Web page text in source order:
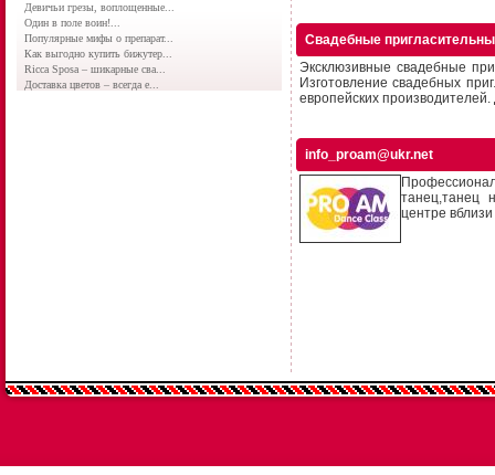
Девичьи грезы, воплощенные...
Один в поле воин!...
Популярные мифы о препарат...
Как выгодно купить бижутер...
Ricca Sposa – шикарные сва...
Доставка цветов – всегда е...
Свадебные
Эксклюзивные свадебные
Изготовление свадебных
европейских производителей.
info_proam@ukr.net
танец,танец
центре